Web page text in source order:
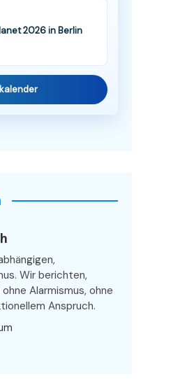
2026 in Berlin
Wir berichten,
Alarmismus, ohne
Anspruch.